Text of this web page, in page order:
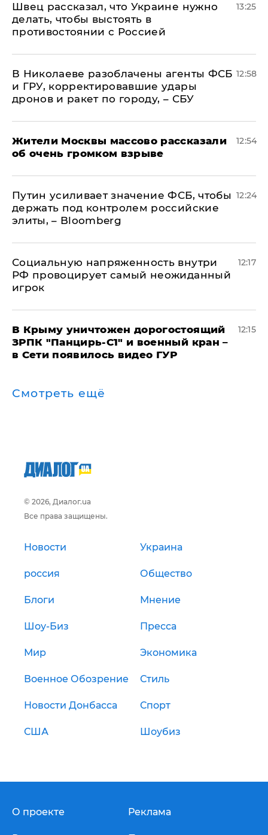
Швец рассказал, что Украине нужно
делать, чтобы выстоять в
противостоянии с Россией
13:25
В Николаеве разоблачены агенты ФСБ
и ГРУ, корректировавшие удары
дронов и ракет по городу, – СБУ
12:58
Жители Москвы массово рассказали
об очень громком взрыве
12:54
Путин усиливает значение ФСБ, чтобы
держать под контролем российские
элиты, – Bloomberg
12:24
Социальную напряженность внутри
РФ провоцирует самый неожиданный
игрок
12:17
В Крыму уничтожен дорогостоящий
ЗРПК "Панцирь-С1" и военный кран –
в Сети появилось видео ГУР
12:15
Смотреть ещё
© 2026, Диалог.ua
Все права защищены.
Новости Украина
россия Общество
Блоги Мнение
Шоу-Биз Пресса
Мир Экономика
Военное Обозрение Стиль
Новости Донбасса Спорт
США Шоубиз
О проекте Реклама